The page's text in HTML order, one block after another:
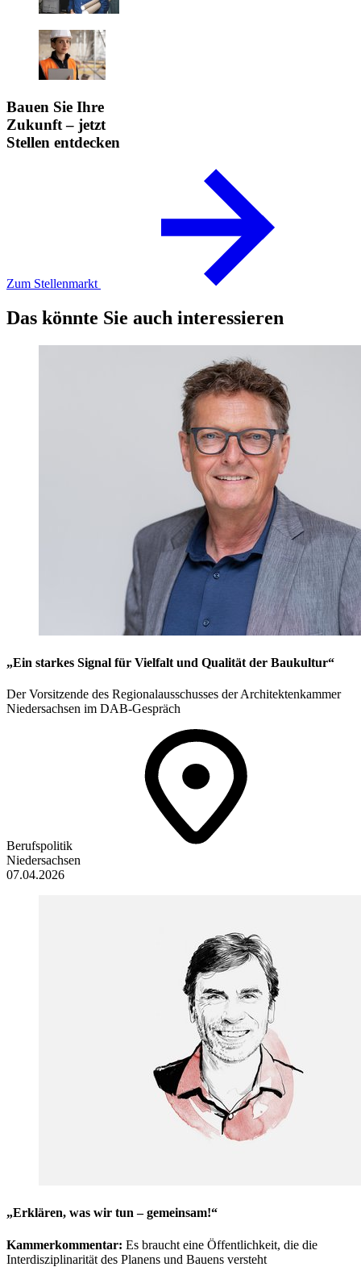
Bauen Sie Ihre
Zukunft – jetzt
Stellen entdecken
Zum Stellenmarkt
Das könnte Sie auch interessieren
„Ein starkes Signal für Vielfalt und Qualität der Baukultur“
Der Vorsitzende des Regionalausschusses der Architektenkammer
Niedersachsen im DAB-Gespräch
Berufspolitik
Niedersachsen
07.04.2026
„Erklären, was wir tun – gemeinsam!“
Kammerkommentar: Es braucht eine Öffentlichkeit, die die
Interdisziplinarität des Planens und Bauens versteht